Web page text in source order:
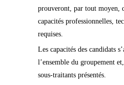
prouveront, par tout moyen,
capacités professionnelles,
requises.
Les capacités des candidats
l’ensemble du groupement
sous-traitants présentés.